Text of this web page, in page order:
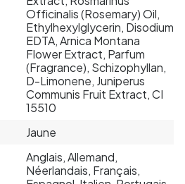
Officinalis (Rosemary) Oil,
Ethylhexylglycerin, Disodium
EDTA, Arnica Montana
Flower Extract, Parfum
(Fragrance), Schizophyllan,
D-Limonene, Juniperus
Communis Fruit Extract, CI
15510
Jaune
Anglais, Allemand,
Néerlandais, Français,